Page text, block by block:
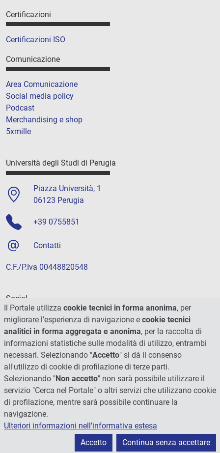
Certificazioni
Certificazioni ISO
Comunicazione
Area Comunicazione
Social media policy
Podcast
Merchandising e shop
5xmille
Università degli Studi di Perugia
Piazza Università, 1
06123 Perugia
+39 0755851
Contatti
C.F./P.Iva 00448820548
Social
© 2026 - Università degli Studi di Perugia
Il Portale utilizza cookie tecnici in forma anonima, per
migliorare l'esperienza di navigazione e cookie tecnici
analitici in forma aggregata e anonima, per la raccolta di
informazioni statistiche sulle modalità di utilizzo, entrambi
necessari. Selezionando "Accetto" si dà il consenso
all'utilizzo di cookie di profilazione di terze parti.
Selezionando "Non accetto" non sarà possibile utilizzare il
servizio "Cerca nel Portale" o altri servizi che utilizzano cookie
di profilazione, mentre sarà possibile continuare la
navigazione.
Ulteriori informazioni nell'informativa estesa
Accetto
Continua senza accettare